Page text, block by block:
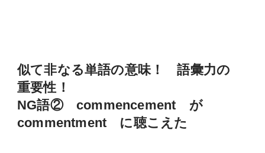
似て非なる単語の意味！ 語彙力の
重要性！
NG語② commencement が
commentment に聴こえた